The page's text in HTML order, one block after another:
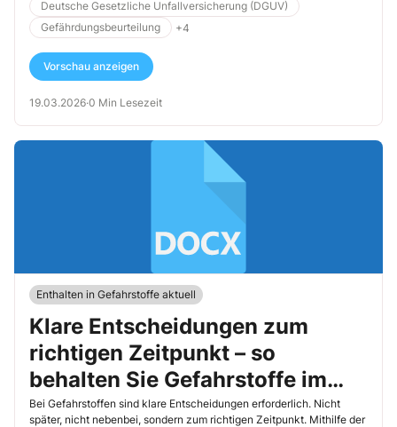
Deutsche Gesetzliche Unfallversicherung (DGUV)
Gefährdungsbeurteilung
+4
Vorschau anzeigen
19.03.2026·0 Min Lesezeit
Enthalten in Gefahrstoffe aktuell
Klare Entscheidungen zum
richtigen Zeitpunkt – so
behalten Sie Gefahrstoffe im
Blick
Bei Gefahrstoffen sind klare Entscheidungen erforderlich. Nicht
später, nicht nebenbei, sondern zum richtigen Zeitpunkt. Mithilfe der